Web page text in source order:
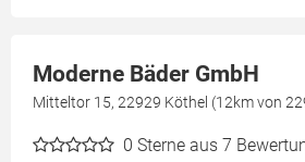
Moderne Bäder GmbH
Mitteltor 15, 22929 Köthel (12km von
0 Sterne aus 7